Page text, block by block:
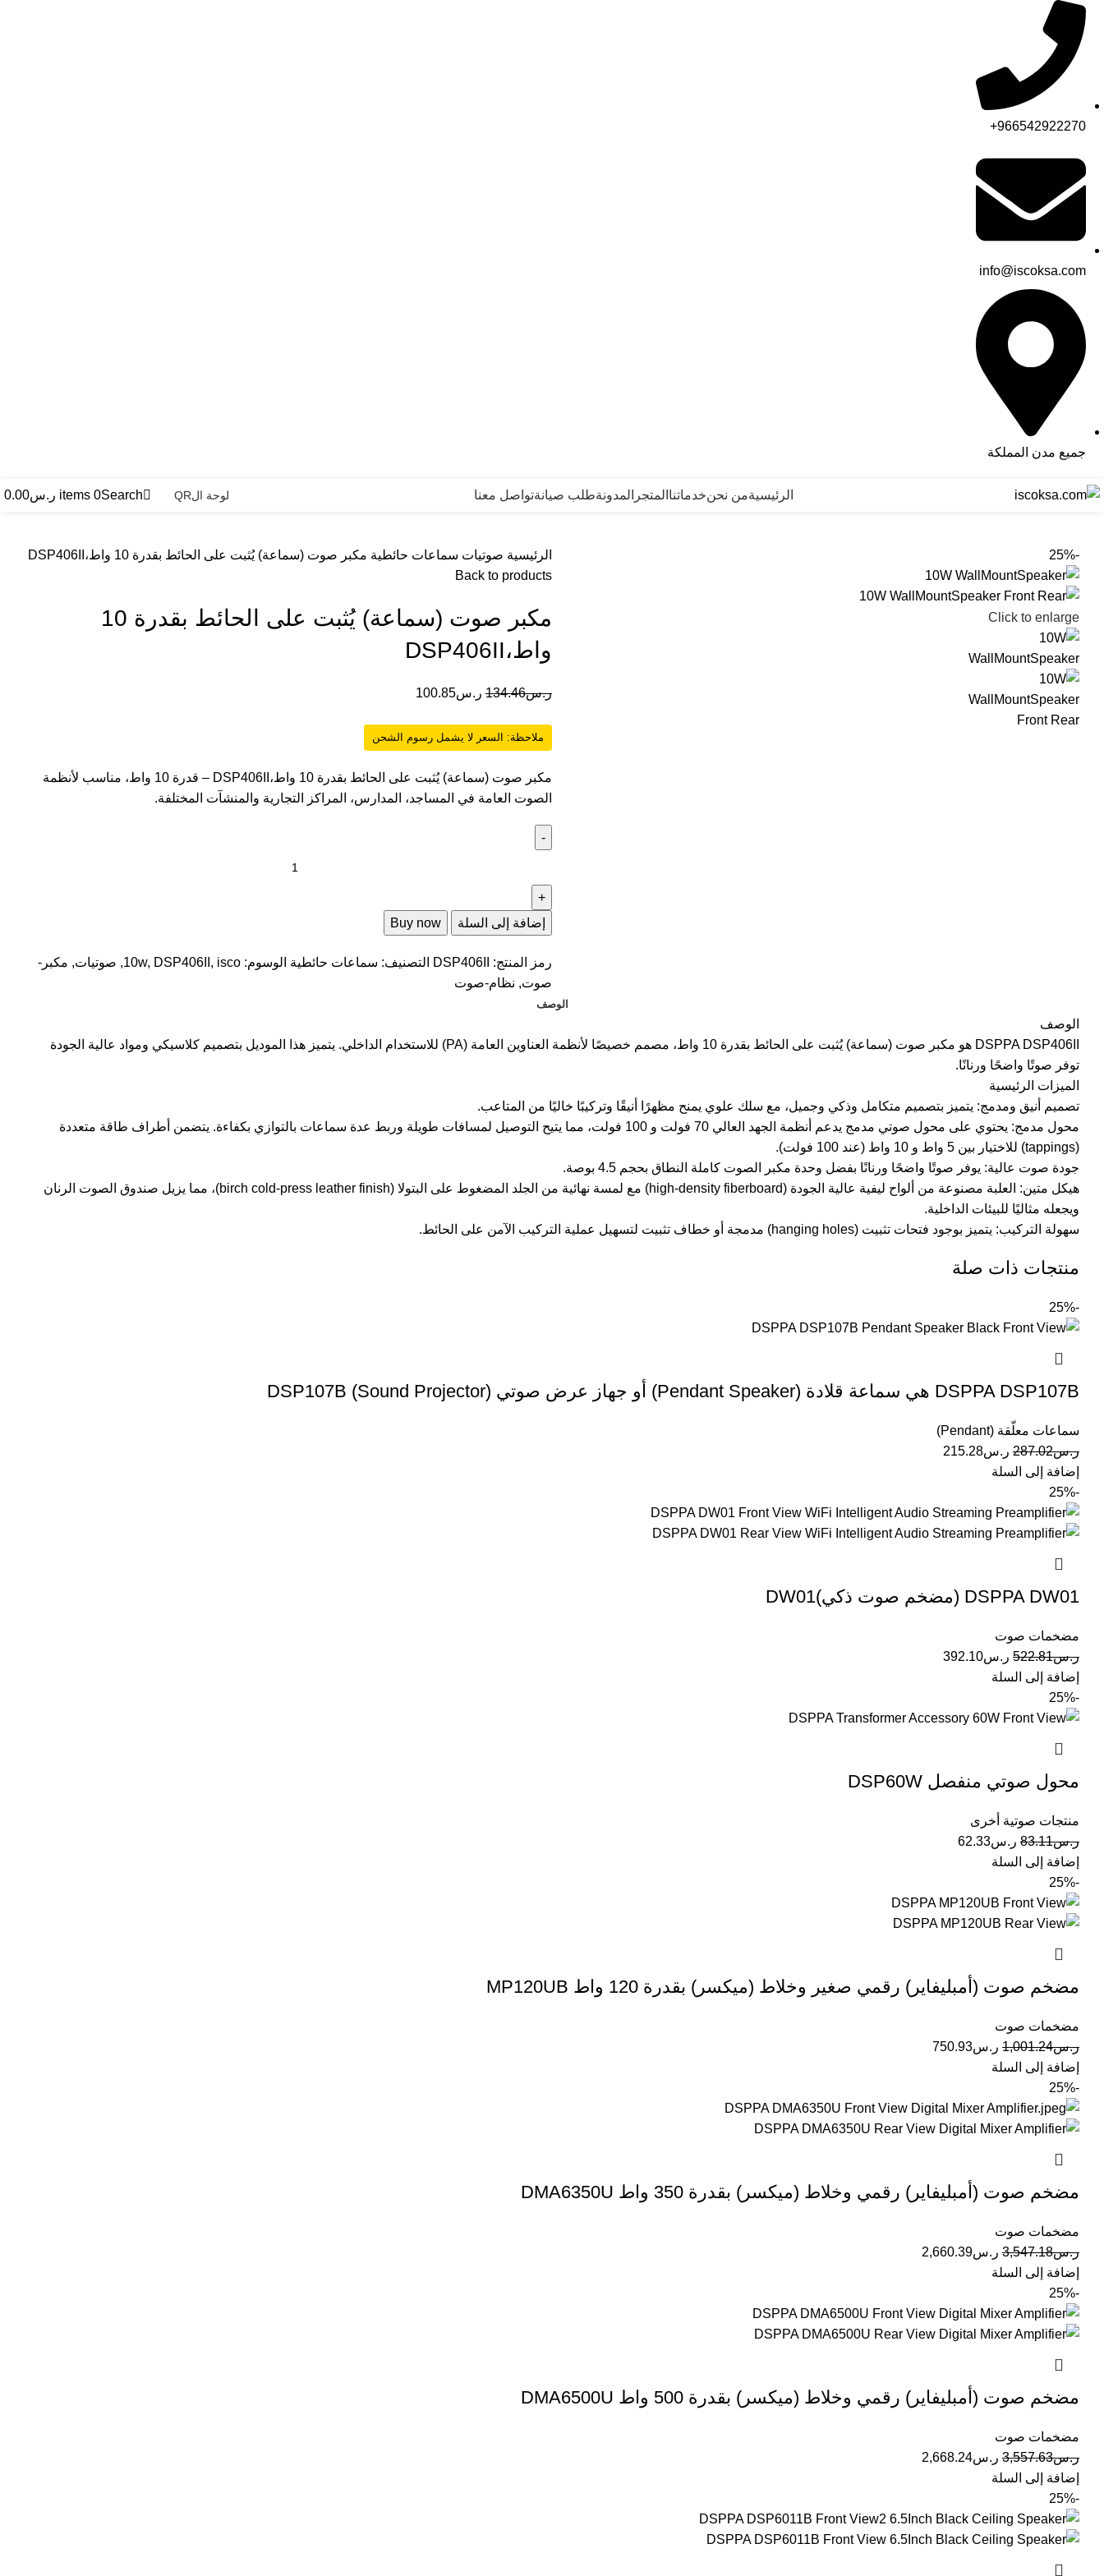
966542922270+
info@iscoksa.com
جميع مدن المملكة
الرئيسيةمن نحنخدماتنا المتجر المدونةطلب صيانةتواصل معنا لوحة الQR Search
0
items ر.س0.00
-25%
Click to enlarge
الرئيسية صوتيات سماعات حائطية مكبر صوت (سماعة) يُثبت على الحائط بقدرة 10 واط،DSP406II
Back to products
مكبر صوت (سماعة) يُثبت على الحائط بقدرة 10
واط،DSP406II
ر.س134.46 ر.س100.85
ملاحظة: السعر لا يشمل رسوم الشحن
مكبر صوت (سماعة) يُثبت على الحائط بقدرة 10 واط،DSP406II – قدرة 10 واط، مناسب لأنظمة
الصوت العامة في المساجد، المدارس، المراكز التجارية والمنشآت المختلفة.
إضافة إلى السلة Buy now
رمز المنتج: DSP406II التصنيف: سماعات حائطية الوسوم: 10w, DSP406II , isco
, صوتيات, مكبر-
صوت, نظام-صوت
الوصف
الوصف
DSPPA DSP406II هو مكبر صوت (سماعة) يُثبت على الحائط بقدرة 10 واط، مصمم خصيصًا لأنظمة العناوين العامة (PA) للاستخدام الداخلي. يتميز هذا الموديل بتصميم كلاسيكي ومواد عالية الجودة
توفر صوتًا واضحًا ورنانًا.
الميزات الرئيسية
تصميم أنيق ومدمج: يتميز بتصميم متكامل وذكي وجميل، مع سلك علوي يمنح مظهرًا أنيقًا وتركيبًا خاليًا من المتاعب.
محول مدمج: يحتوي على محول صوتي مدمج يدعم أنظمة الجهد العالي 70 فولت و 100 فولت، مما يتيح التوصيل لمسافات طويلة وربط عدة سماعات بالتوازي بكفاءة. يتضمن أطراف طاقة متعددة
(tappings) للاختيار بين 5 واط و 10 واط (عند 100 فولت).
جودة صوت عالية: يوفر صوتًا واضحًا ورنانًا بفضل وحدة مكبر الصوت كاملة النطاق بحجم 4.5 بوصة.
هيكل متين: العلبة مصنوعة من ألواح ليفية عالية الجودة (high-density fiberboard) مع لمسة نهائية من الجلد المضغوط على البتولا (birch cold-press leather finish)، مما يزيل صندوق الصوت الرنان
ويجعله مثاليًا للبيئات الداخلية.
سهولة التركيب: يتميز بوجود فتحات تثبيت (hanging holes) مدمجة أو خطاف تثبيت لتسهيل عملية التركيب الآمن على الحائط.
منتجات ذات صلة
-25%
DSPPA DSP107B هي سماعة قلادة (Pendant Speaker) أو جهاز عرض صوتي (Sound Projector) DSP107B
سماعات معلّقة (Pendant)
ر.س287.02 ر.س215.28
إضافة إلى السلة
-25%
DSPPA DW01 (مضخم صوت ذكي)DW01
مضخمات صوت
ر.س522.81 ر.س392.10
إضافة إلى السلة
-25%
محول صوتي منفصل DSP60W
منتجات صوتية أخرى
ر.س83.11 ر.س62.33
إضافة إلى السلة
-25%
مضخم صوت (أمبليفاير) رقمي صغير وخلاط (ميكسر) بقدرة 120 واط MP120UB
مضخمات صوت
ر.س1,001.24 ر.س750.93
إضافة إلى السلة
-25%
مضخم صوت (أمبليفاير) رقمي وخلاط (ميكسر) بقدرة 350 واط DMA6350U
مضخمات صوت
ر.س3,547.18 ر.س2,660.39
إضافة إلى السلة
-25%
مضخم صوت (أمبليفاير) رقمي وخلاط (ميكسر) بقدرة 500 واط DMA6500U
مضخمات صوت
ر.س3,557.63 ر.س2,668.24
إضافة إلى السلة
-25%